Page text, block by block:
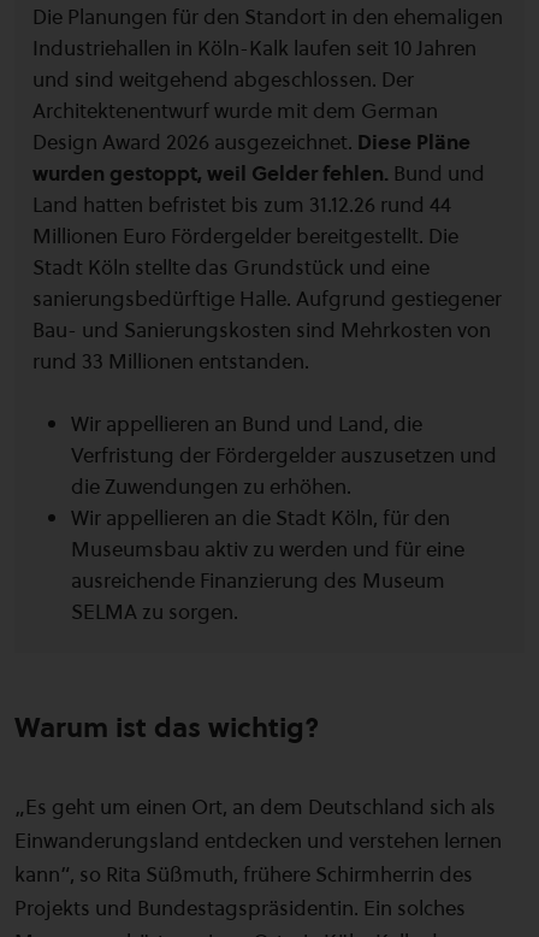
Die Planungen für den Standort in den ehemaligen
Industriehallen in Köln-Kalk laufen seit 10 Jahren
und sind weitgehend abgeschlossen. Der
Architektenentwurf wurde mit dem German
Design Award 2026 ausgezeichnet. Diese Pläne
wurden gestoppt, weil Gelder fehlen. Bund und
Land hatten befristet bis zum 31.12.26 rund 44
Millionen Euro Fördergelder bereitgestellt. Die
Stadt Köln stellte das Grundstück und eine
sanierungsbedürftige Halle. Aufgrund gestiegener
Bau- und Sanierungskosten sind Mehrkosten von
rund 33 Millionen entstanden.
Wir appellieren an Bund und Land, die
Verfristung der Fördergelder auszusetzen und
die Zuwendungen zu erhöhen.
Wir appellieren an die Stadt Köln, für den
Museumsbau aktiv zu werden und für eine
ausreichende Finanzierung des Museum
SELMA zu sorgen.
Warum ist das wichtig?
„Es geht um einen Ort, an dem Deutschland sich als
Einwanderungsland entdecken und verstehen lernen
kann“, so Rita Süßmuth, frühere Schirmherrin des
Projekts und Bundestagspräsidentin. Ein solches